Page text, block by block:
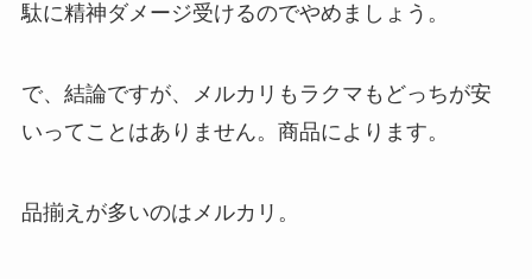
駄に精神ダメージ受けるのでやめましょう。
で、結論ですが、メルカリもラクマもどっちが安
いってことはありません。商品によります。
品揃えが多いのはメルカリ。